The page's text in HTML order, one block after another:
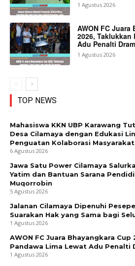
1 Agustus 2026
AWON FC Juara
2026, Taklukkan
Adu Penalti
1 Agustus 2026
TOP NEWS
Mahasiswa KKN UBP Karawang
Desa Cilamaya dengan Edukasi
Penguatan Kolaborasi Masyarakat
6 Agustus 2026
Jawa Satu Power Cilamaya
Yatim dan Bantuan Sarana
Muqorrobin
5 Agustus 2026
Jalanan Cilamaya Dipenuhi
Suarakan Hak yang Sama bagi
1 Agustus 2026
AWON FC Juara Bhayangkara
Pandawa Lima Lewat Adu Penalti
1 Agustus 2026